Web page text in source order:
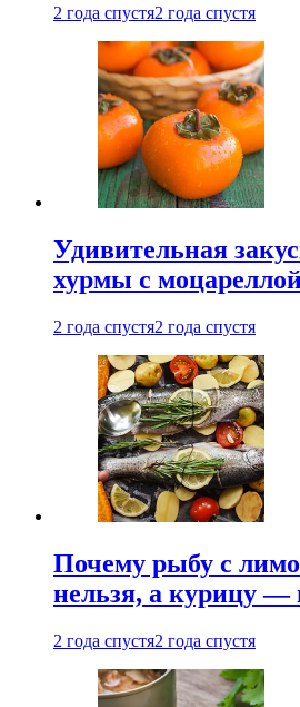
2 года спустя2 года спустя
Удивительная
хурмы с
2 года спустя2 года спустя
Почему рыбу с
нельзя, а курицу —
2 года спустя2 года спустя